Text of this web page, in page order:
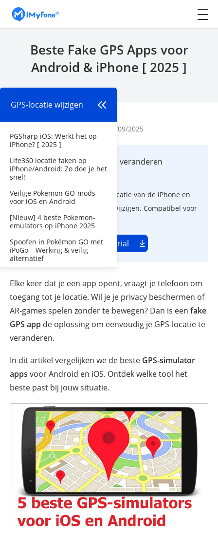
Beste Fake GPS Apps voor
Android & iPhone [ 2025 ]
| Bijgewerkt: 16/09/2025
GPS-locatie wijzigen
PGSharp iOS: Werkt het op
iPhone? [ 2025 ]
Life360 locatie faken op
iPhone/Android: Zo doe je het
snel!
Veilige Pokemon GO-mods
voor iOS en Android
[Nieuw] 4 beste Pokemon-
emulators op iPhone 2025
Spoofen in Pokémon GO met
iPoGo – Werking & veilig
alternatief
iMyFone AnyTo - locatie veranderen
Effectief hulpmiddel om de locatie van de iPhone en
Android mobiele telefoon te wijzigen. Compatibel voor
iOS 26/ Android 16.
Gratis Trial
Elke keer dat je een app opent, vraagt je telefoon om
toegang tot je locatie. Wil je je privacy beschermen of
AR-games spelen zonder te bewegen? Dan is een fake
GPS app de oplossing om eenvoudig je GPS-locatie te
veranderen.
In dit artikel vergelijken we de beste GPS-simulator
apps voor Android en iOS. Ontdek welke tool het
beste past bij jouw situatie.